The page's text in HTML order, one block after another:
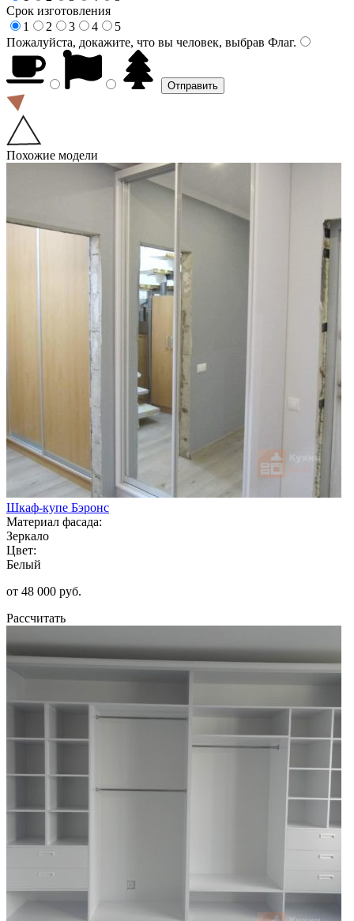
Срок изготовления
1
2 3 4
5
Пожалуйста, докажите, что вы человек, выбрав Флаг.
Похожие модели
Шкаф-купе Бэронс
Материал фасада:
Зеркало
Цвет:
Белый
от 48 000 руб.
Рассчитать